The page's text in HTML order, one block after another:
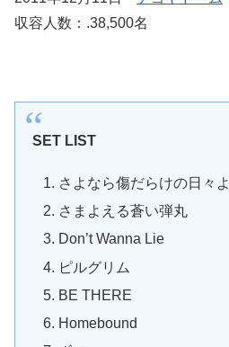
収容人数：.38,500名
SET LIST
さよなら傷だらけの日々よ
さまよえる蒼い弾丸
Don’t Wanna Lie
ピルグリム
BE THERE
Homebound